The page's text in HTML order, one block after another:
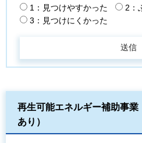
1：見つけやすかった
2：
3：見つけにくかった
再生可能エネルギー補助事
あり）